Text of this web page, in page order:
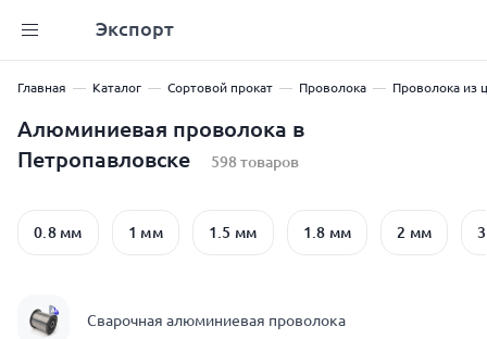
Экспорт
Главная Каталог Сортовой прокат Проволока Проволока из
Алюминиевая проволока в
Петропавловске
598 товаров
0.8 мм 1 мм 1.5 мм 1.8 мм 2 мм
Сварочная алюминиевая проволока